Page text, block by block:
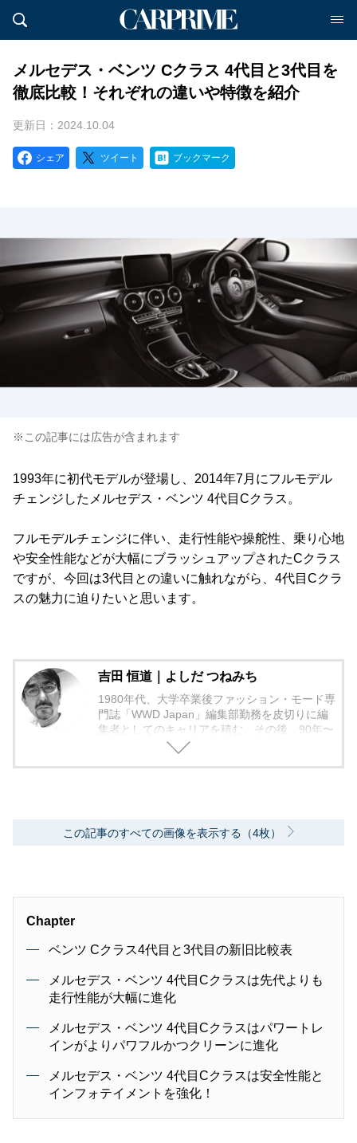
メルセデス・ベンツ Cクラス 4代目と3代目を
徹底比較！それぞれの違いや特徴を紹介
更新日：2024.10.04
シェア ツイート ブックマーク
※この記事には広告が含まれます
1993年に初代モデルが登場し、2014年7月にフルモデル
チェンジしたメルセデス・ベンツ 4代目Cクラス。
フルモデルチェンジに伴い、走行性能や操舵性、乗り心地
や安全性能などが大幅にブラッシュアップされたCクラス
ですが、今回は3代目との違いに触れながら、4代目Cクラ
スの魅力に迫りたいと思います。
吉田 恒道｜よしだ つねみち
1980年代、大学卒業後ファッション・モード専
門誌「WWD Japan」編集部勤務を皮切りに編
集者としてのキャリアを積む。その後、90年〜
2000年代、中堅出版社ダイヤモンド社の自動車
この記事のすべての画像を表示する（4枚）
Chapter
ベンツ Cクラス4代目と3代目の新旧比較表
メルセデス・ベンツ 4代目Cクラスは先代よりも
走行性能が大幅に進化
メルセデス・ベンツ 4代目Cクラスはパワートレ
インがよりパワフルかつクリーンに進化
メルセデス・ベンツ 4代目Cクラスは安全性能と
インフォテイメントを強化！